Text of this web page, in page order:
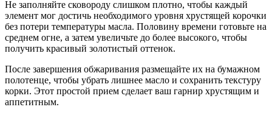
Не заполняйте сковороду слишком плотно, чтобы каждый
элемент мог достичь необходимого уровня хрустящей корочки
без потери температуры масла. Половину времени готовьте на
среднем огне, а затем увеличьте до более высокого, чтобы
получить красивый золотистый оттенок.
После завершения обжаривания размещайте их на бумажном
полотенце, чтобы убрать лишнее масло и сохранить текстуру
корки. Этот простой прием сделает ваш гарнир хрустящим и
аппетитным.